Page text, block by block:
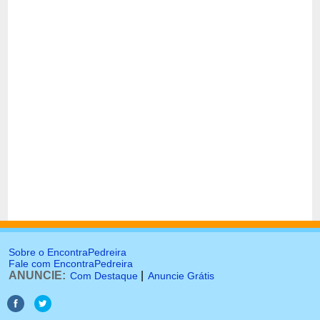
Sobre o EncontraPedreira
Fale com EncontraPedreira
ANUNCIE: Com Destaque Anuncie Grátis